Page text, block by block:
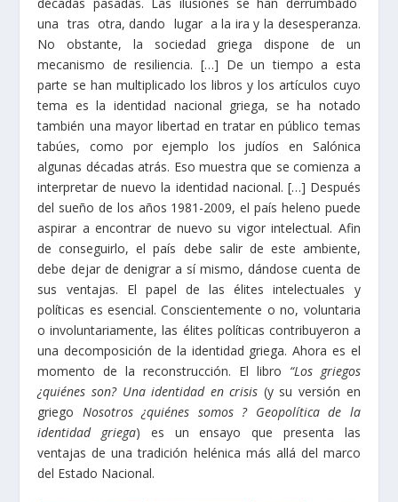
una tras otra, dando lugar a la ira y la desesperanza.
No obstante, la sociedad griega dispone de un
mecanismo de resiliencia. […] De un tiempo a esta
parte se han multiplicado los libros y los artículos cuyo
tema es la identidad nacional griega, se ha notado
también una mayor libertad en tratar en público temas
tabúes, como por ejemplo los judíos en Salónica
algunas décadas atrás. Eso muestra que se comienza a
interpretar de nuevo la identidad nacional. […] Después
del sueño de los años 1981-2009, el país heleno puede
aspirar a encontrar de nuevo su vigor intelectual. Afin
de conseguirlo, el país debe salir de este ambiente,
debe dejar de denigrar a sí mismo, dándose cuenta de
sus ventajas. El papel de las élites intelectuales y
políticas es esencial. Conscientemente o no, voluntaria
o involuntariamente, las élites políticas contribuyeron a
una decomposición de la identidad griega. Ahora es el
momento de la reconstrucción. El libro “Los griegos
¿quiénes son? Una identidad en crisis (y su versión en
griego Nosotros ¿quiénes somos ? Geopolítica de la
identidad griega) es un ensayo que presenta las
ventajas de una tradición helénica más allá del marco
del Estado Nacional.